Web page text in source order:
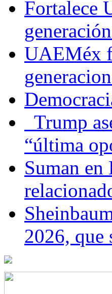
Fortalece
UAEMéx
Trump
“última
Suman en
2026, que